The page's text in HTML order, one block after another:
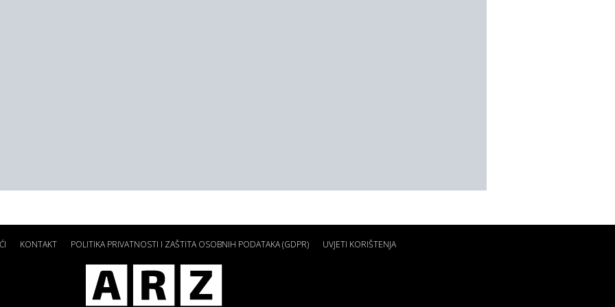
KONTAKT POLITIKA PRIVATNOSTI I ZAŠTITA OSOBNIH PODATAKA (GDPR) UVJETI KORIŠTENJA